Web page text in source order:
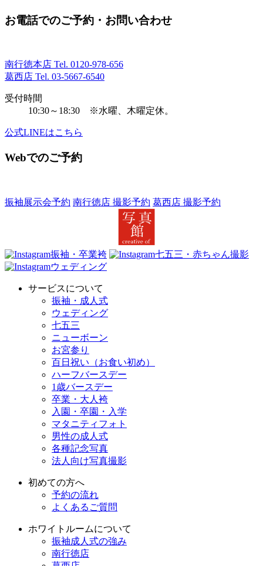
お電話でのご予約・お問い合わせ
南行徳本店 Tel. 0120-978-656
葛西店 Tel. 03-5667-6540
受付時間
10:30～18:30 ※水曜、木曜定休。
公式LINEはこちら
Webでのご予約
振袖展示会予約 南行徳店 撮影予約 葛西店 撮影予約
振袖・卒業袴
七五三・赤ちゃん撮影
ウェディング
サービスについて
振袖・成人式
ウェディング
七五三
ニューボーン
お宮参り
百日祝い（お食い初め）
ハーフバースデー
1歳バースデー
卒業・大人袴
入園・卒園・入学
マタニティフォト
男性の成人式
各種記念写真
法人向け写真撮影
初めての方へ
予約の流れ
よくあるご質問
ホワイトルームについて
振袖成人式の強み
南行徳店